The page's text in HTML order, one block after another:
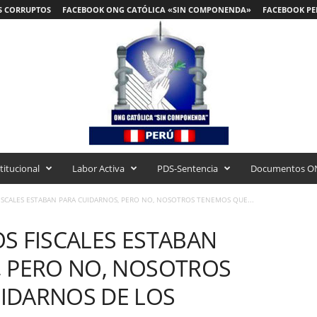
CORRUPTOS FACEBOOK ONG CATÓLICA «SIN COMPONENDA» FACEBOOK
Labor Activa PDS-Sentencia Documentos
ESTABAN PARA CUIDARNOS, PERO NO, NOSOTROS TENEMOS QUE...
FISCALES ESTABAN
NO, NOSOTROS
DE LOS